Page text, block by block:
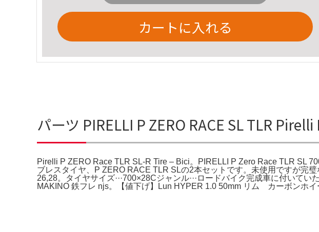
カートに入れる
パーツ PIRELLI P ZERO RACE SL TLR
Pirelli P ZERO Race TLR SL-R Tire – Bici。PIRELLI P Zero Race TLR SL
ブレスタイヤ、P ZERO RACE TLR SLの2本セットです。未使用ですが完
26,28。タイヤサイズ···700×28Cジャンル···ロードバイク完成車に付いて
MAKINO 鉄フレ njs。【値下げ】Lun HYPER 1.0 50mm リム カーボンホイ